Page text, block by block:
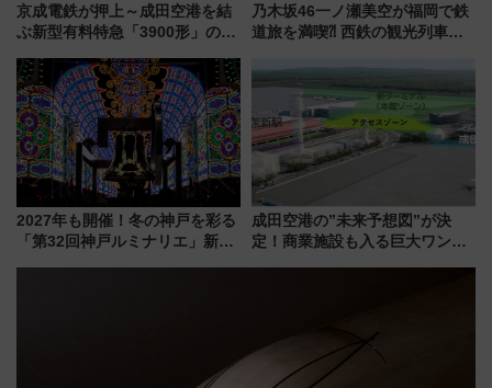
京成電鉄が押上～成田空港を結
ぶ新型有料特急「3900形」のコ
募集も実施
乃木坂46一ノ瀬美空が福岡で鉄
道旅を満喫⁈ 西鉄の観光列車
CHIKUGO」で巡る福岡･太宰
府･柳川の旅！YouTubeが公開
に
2027年も開催！冬の神戸を彩る
「第32回神戸ルミナリエ」新た
成田空港の”未来予想図”が決
定！商業施設も入る巨大ワンタ